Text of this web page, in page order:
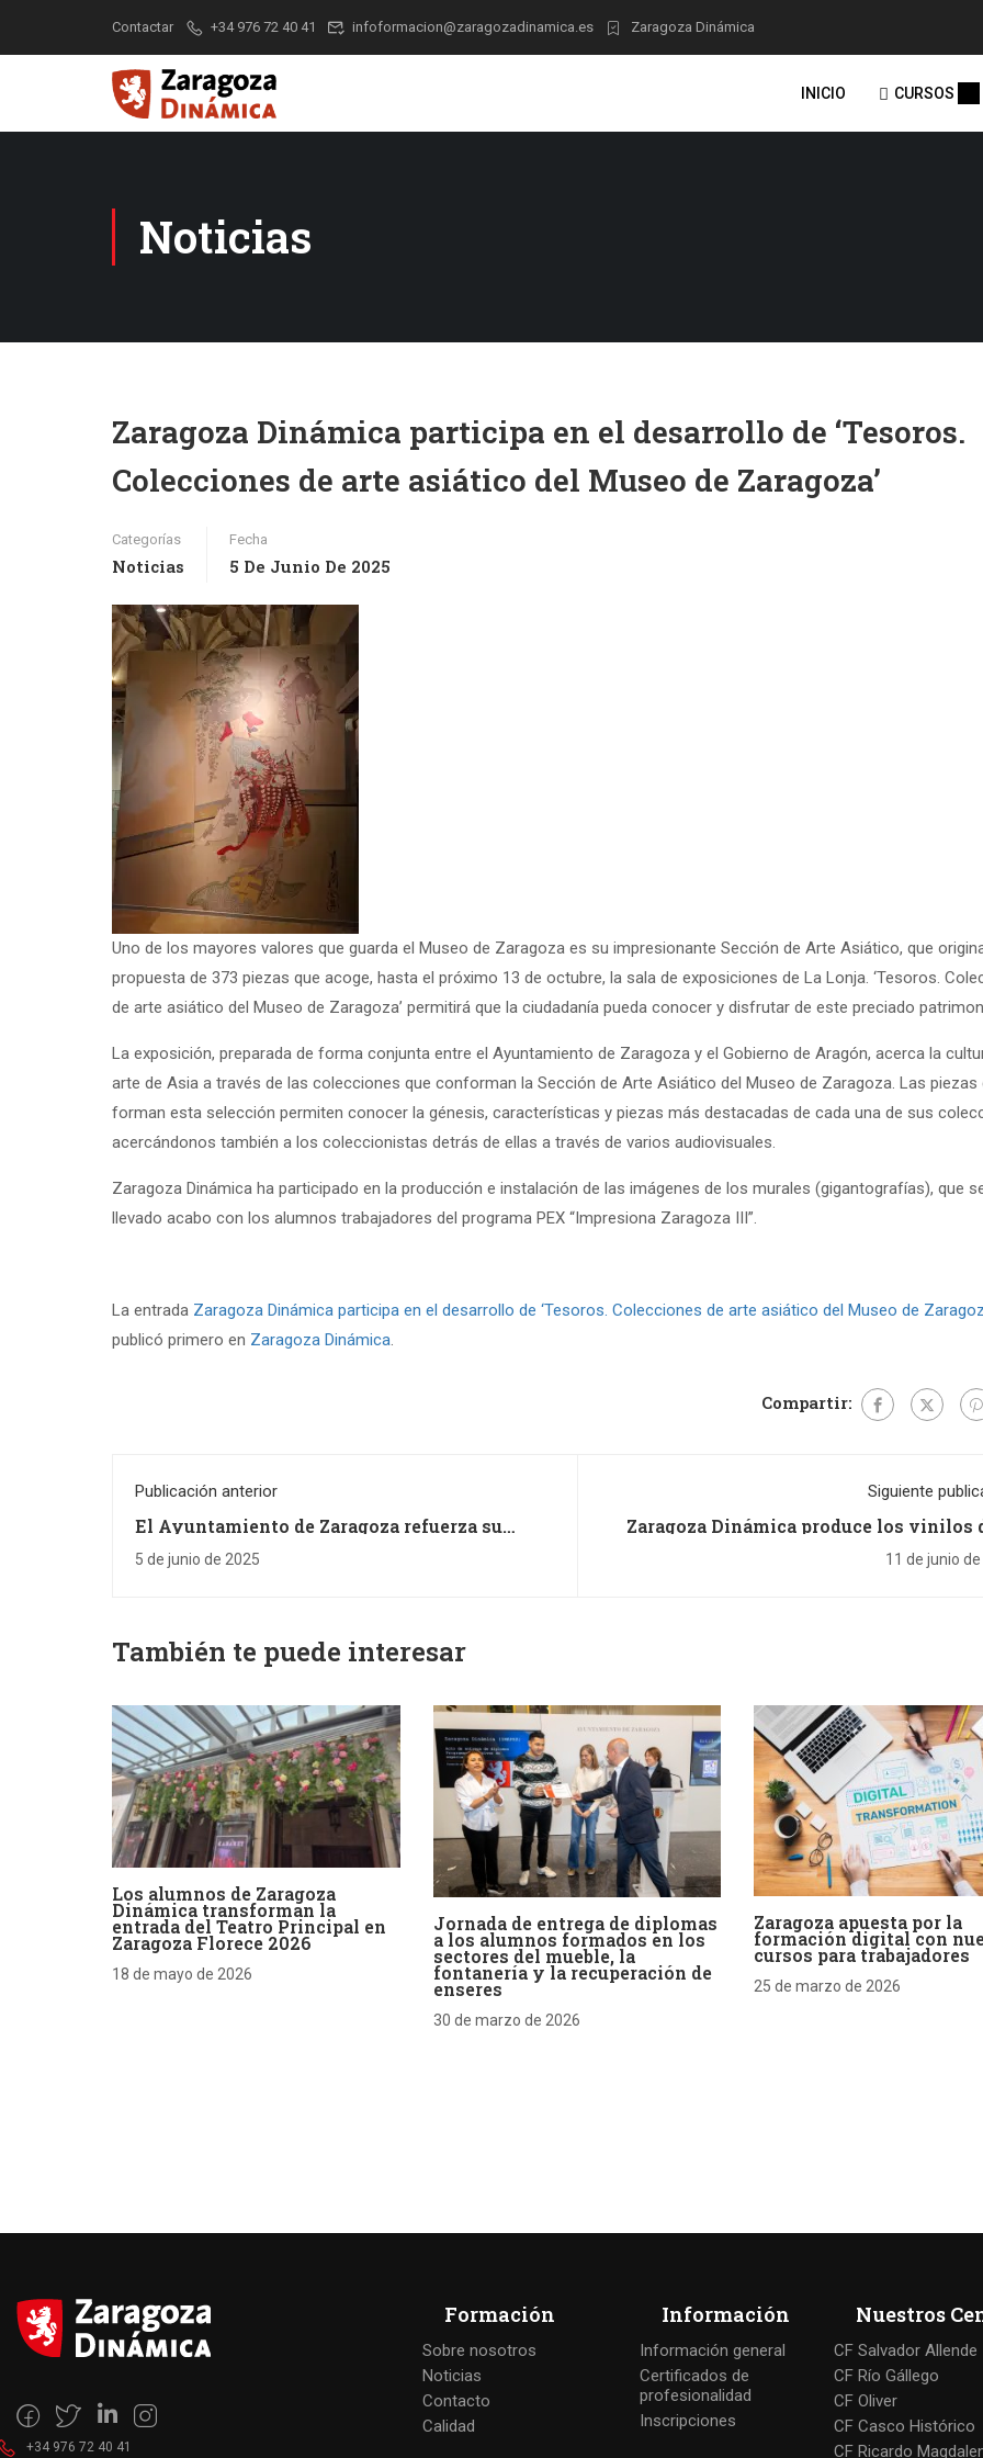
Contactar +34 976 72 40 41 infoformacion@zaragozadinamica.es Zaragoza Dinámica
INICIO CURSOS
Noticias
Zaragoza Dinámica participa en el desarrollo de ‘Tesoros.
Colecciones de arte asiático del Museo de Zaragoza’
Categorías
Noticias
Fecha
5 De Junio De 2025
Uno de los mayores valores que guarda el Museo de Zaragoza es su impresionante Sección de Arte Asiático, que
propuesta de 373 piezas que acoge, hasta el próximo 13 de octubre, la sala de exposiciones de La Lonja. ‘Tesoros.
de arte asiático del Museo de Zaragoza’ permitirá que la ciudadanía pueda conocer y disfrutar de este preciado
La exposición, preparada de forma conjunta entre el Ayuntamiento de Zaragoza y el Gobierno de Aragón, acerca la
arte de Asia a través de las colecciones que conforman la Sección de Arte Asiático del Museo de Zaragoza. Las piezas
forman esta selección permiten conocer la génesis, características y piezas más destacadas de cada una de sus
acercándonos también a los coleccionistas detrás de ellas a través de varios audiovisuales.
Zaragoza Dinámica ha participado en la producción e instalación de las imágenes de los murales (gigantografías), que
llevado acabo con los alumnos trabajadores del programa PEX “Impresiona Zaragoza III”.
La entrada Zaragoza Dinámica participa en el desarrollo de ‘Tesoros. Colecciones de arte asiático del Museo de
publicó primero en Zaragoza Dinámica.
Compartir:
Publicación anterior
El Ayuntamiento de Zaragoza refuerza su
convenio con la Fundación El Tranvía para
formar en restauración de muebles
5 de junio de 2025
Siguiente
Zaragoza Dinámica produce los vinilos
11 de junio
También te puede interesar
Los alumnos de Zaragoza
Dinámica transforman la
entrada del Teatro Principal en
Zaragoza Florece 2026
18 de mayo de 2026
Jornada de entrega de diplomas
a los alumnos formados en los
sectores del mueble, la
fontanería y la recuperación de
enseres
30 de marzo de 2026
Zaragoza apuesta por la
formación digital con
cursos para trabajadores
25 de marzo de 2026
+34 976 72 40 41
Formación
Sobre nosotros
Noticias
Contacto
Calidad
Información
Información general
Certificados de
profesionalidad
Inscripciones
Nuestros
CF Salvador Allende
CF Río Gállego
CF Oliver
CF Casco Histórico
CF Ricardo